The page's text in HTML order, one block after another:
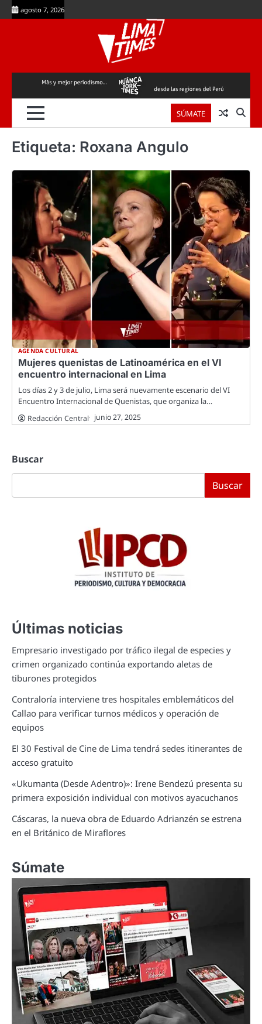
Skip
to
agosto 7, 2026
SÚMATE
Etiqueta: Roxana Angulo
AGENDA CULTURAL
Mujeres quenistas de Latinoamérica en el VI
encuentro internacional en Lima
Los días 2 y 3 de julio, Lima será nuevamente escenario del VI
Encuentro Internacional de Quenistas, que organiza la…
Redacción Central junio 27, 2025
Buscar
Buscar
Últimas noticias
Empresario investigado por tráfico ilegal de especies y
crimen organizado continúa exportando aletas de
tiburones protegidos
Contraloría interviene tres hospitales emblemáticos del
Callao para verificar turnos médicos y operación de
equipos
El 30 Festival de Cine de Lima tendrá sedes itinerantes de
acceso gratuito
«Ukumanta (Desde Adentro)»: Irene Bendezú presenta su
primera exposición individual con motivos ayacuchanos
Cáscaras, la nueva obra de Eduardo Adrianzén se estrena
en el Británico de Miraflores
Súmate